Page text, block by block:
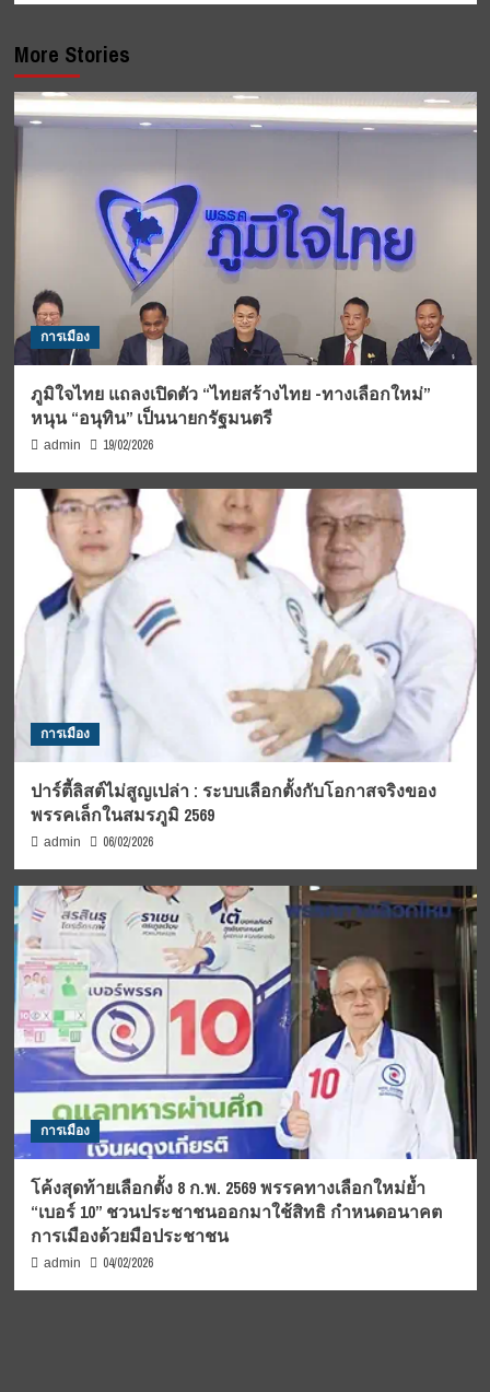
More Stories
การเมือง
ภูมิใจไทย แถลงเปิดตัว “ไทยสร้างไทย -ทางเลือกใหม่”
หนุน “อนุทิน” เป็นนายกรัฐมนตรี
admin 19/02/2026
การเมือง
ปาร์ตี้ลิสต์ไม่สูญเปล่า : ระบบเลือกตั้งกับโอกาสจริงของ
พรรคเล็กในสมรภูมิ 2569
admin 06/02/2026
การเมือง
โค้งสุดท้ายเลือกตั้ง 8 ก.พ. 2569 พรรคทางเลือกใหม่ย้ำ
“เบอร์ 10” ชวนประชาชนออกมาใช้สิทธิ กำหนดอนาคต
การเมืองด้วยมือประชาชน
admin 04/02/2026